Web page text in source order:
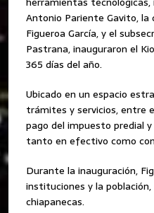
Antonio Pariente Gavito, la
Figueroa García, y el
Pastrana, inauguraron el
365 días del año.
Ubicado en un espacio
trámites y servicios, entre
pago del impuesto predial
tanto en efectivo como
Durante la inauguración,
instituciones y la
chiapanecas.